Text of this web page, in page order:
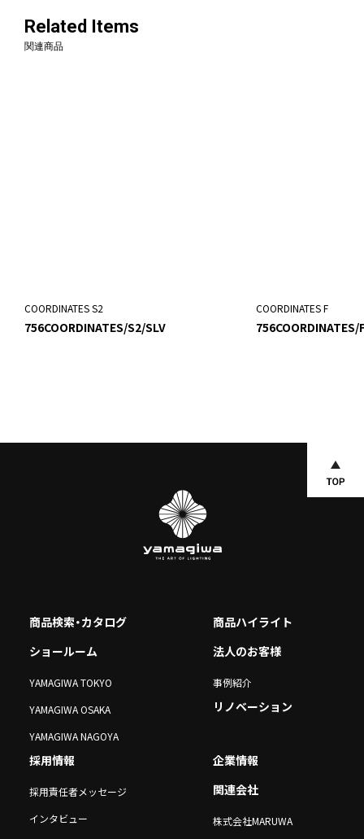
Related Items
関連商品
COORDINATES S2
756COORDINATES/S2/SLV
COORDINATES F
756COORDINATES/
商品検索・カタログ
商品ハイライト
ショールーム
YAMAGIWA TOKYO
YAMAGIWA OSAKA
YAMAGIWA NAGOYA
法人のお客様
事例紹介
リノベーション
採用情報
採用責任者メッセージ
インタビュー
企業情報
関連会社
株式会社MARUWA